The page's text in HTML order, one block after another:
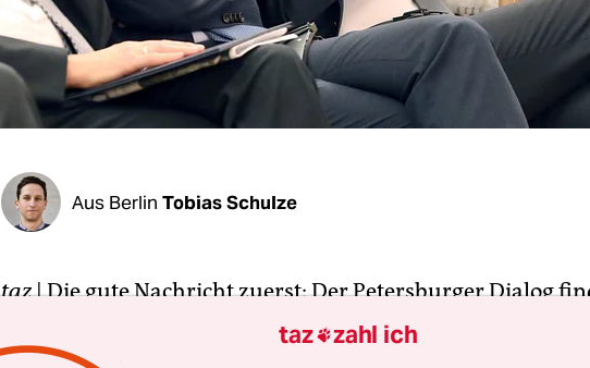
Aus Berlin Tobias Schulze
taz| Die gute Nachricht zuerst: Der Petersburger Dialog
Am Donnerstagnachmittag startete die deutsch-russische
Gesprächsveranstaltung mit einem Festakt im Roten
taz zahl ich